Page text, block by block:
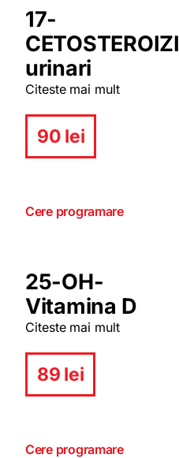
17-
CETOSTEROIZI
urinari
Citeste mai mult
90 lei
Cere programare
25-OH-
Vitamina D
Citeste mai mult
89 lei
Cere programare